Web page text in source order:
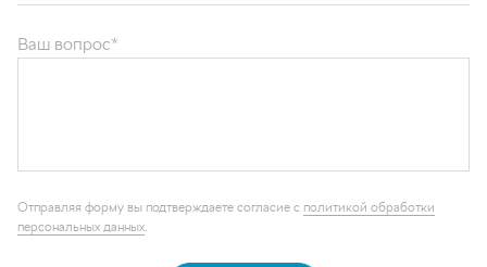
персональных данных
Каталог запчастей